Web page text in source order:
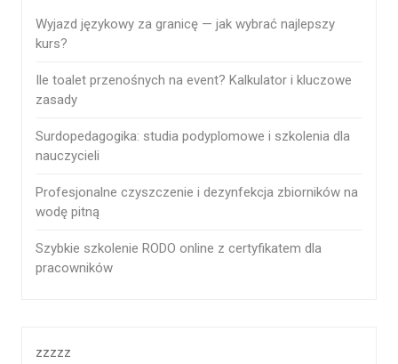
Wyjazd językowy za granicę — jak wybrać najlepszy
kurs?
Ile toalet przenośnych na event? Kalkulator i kluczowe
zasady
Surdopedagogika: studia podyplomowe i szkolenia dla
nauczycieli
Profesjonalne czyszczenie i dezynfekcja zbiorników na
wodę pitną
Szybkie szkolenie RODO online z certyfikatem dla
pracowników
zzzzz